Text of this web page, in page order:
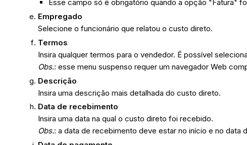
Esse campo só é obrigatório quando a opção "Fatura"
Empregado
Selecione o funcionário que relatou o custo direto.
Termos
Insira qualquer termos para o vendedor. É possível
Obs.: esse menu suspenso requer um navegador Web
Descrição
Insira uma descrição mais detalhada do custo direto.
Data de recebimento
Insira uma data na qual o custo direto foi recebido.
Obs.: a data de recebimento deve estar no início e no data